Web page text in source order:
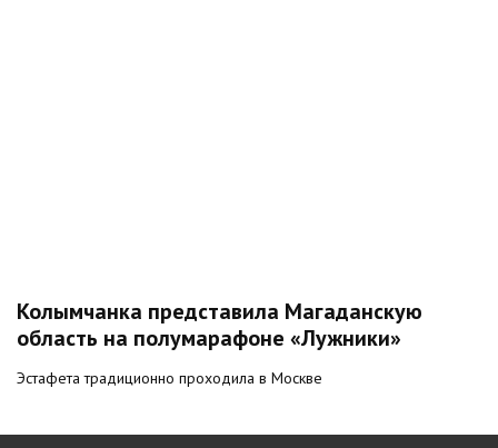
Колымчанка представила Магаданскую
область на полумарафоне «Лужники»
Эстафета традиционно проходила в Москве